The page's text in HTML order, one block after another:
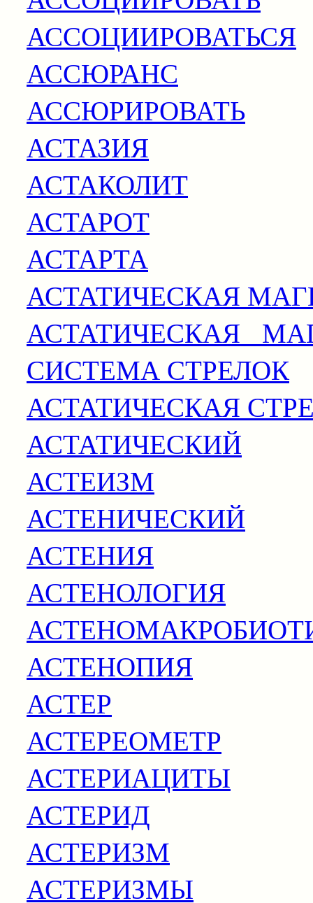
АССОЦИИРОВАТЬСЯ
АССЮРАНС
АССЮРИРОВАТЬ
АСТАЗИЯ
АСТАКОЛИТ
АСТАРОТ
АСТАРТА
АСТАТИЧЕСКАЯ
АСТАТИЧЕСКАЯ
СИСТЕМА СТРЕЛОК
АСТАТИЧЕСКАЯ
АСТАТИЧЕСКИЙ
АСТЕИЗМ
АСТЕНИЧЕСКИЙ
АСТЕНИЯ
АСТЕНОЛОГИЯ
АСТЕНОПИЯ
АСТЕР
АСТЕРЕОМЕТР
АСТЕРИАЦИТЫ
АСТЕРИД
АСТЕРИЗМ
АСТЕРИЗМЫ